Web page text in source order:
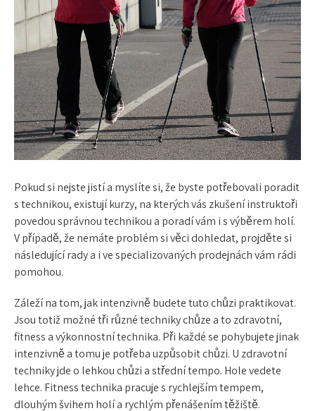
Pokud si nejste jistí a myslíte si, že byste potřebovali poradit
stechnikou, existují kurzy, na kterých vás zkušení instruktoři
povedou správnou technikou a poradí vám i svýběrem holí.
V případě, že nemáte problém si věci dohledat, projděte si
následující rady a i ve specializovaných prodejnách vám rádi
pomohou.
Záleží na tom, jak intenzivně budete tuto chůzi praktikovat.
Jsou totiž možné tři různé techniky chůze a to zdravotní,
fitness a výkonnostní technika. Při každé se pohybujete jinak
intenzivně a tomu je potřeba uzpůsobit chůzi. U zdravotní
techniky jde o lehkou chůzi a střední tempo. Hole vedete
lehce. Fitness technika pracuje s rychlejším tempem,
dlouhým švihem holí a rychlým přenášením těžiště.